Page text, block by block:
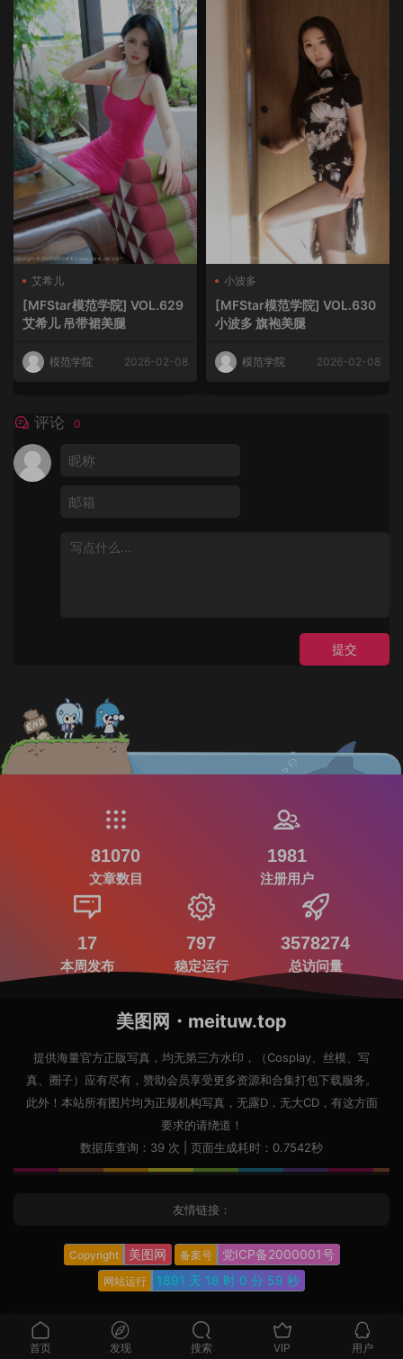
艾希儿
[MFStar模范学院] VOL.629
艾希儿 吊带裙美腿
模范学院 2026-02-08
小波多
[MFStar模范学院] VOL.630
小波多 旗袍美腿
模范学院 2026-02-08
评论 0
提交
81070
文章数目
1981
注册用户
17
本周发布
797
稳定运行
3578274
总访问量
美图网・meituw.top
提供海量官方正版写真，均无第三方水印，（Cosplay、丝模、写
真、圈子）应有尽有，赞助会员享受更多资源和合集打包下载服务。
此外！本站所有图片均为正规机构写真，无露D，无大CD，有这方面
要求的请绕道！
数据库查询：39 次 | 页面生成耗时：0.7542秒
友情链接：
Copyright 美图网 备案号 党ICP备2000001号
网站运行 1891 天 18 时 1 分 0 秒
首页 发现 搜索 VIP 用户